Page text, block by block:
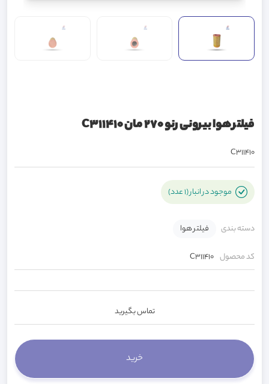
فیلتر هوا بیرونی رنو 270 مان C311410
C311410
موجود در انبار (1 عدد)
دسته بندی فیلتر هوا
کد محصول C311410
تماس بگیرید